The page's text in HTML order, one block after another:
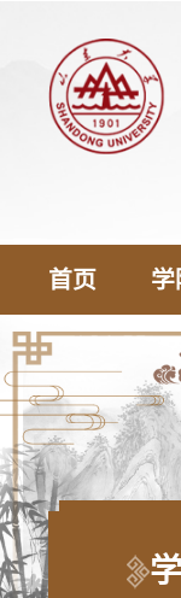
首页 学